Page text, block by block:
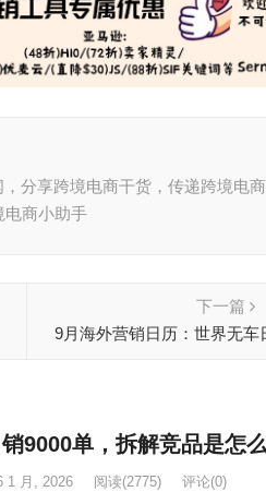
分享跨境电商干货，传递跨境电
电商小助手
下一篇
9月海外营销日历：世界无车
9000单，拆解竞品是怎
1 月, 2026 阅读(2775) 评论(0)